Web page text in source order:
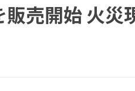
売開始 火災